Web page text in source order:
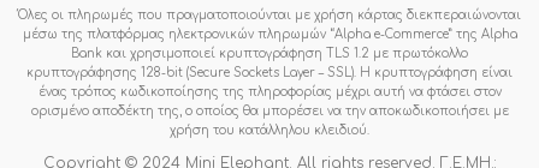
Όλες οι πληρωμές που πραγματοποιούνται με χρήση κάρτας διεκπεραιώνονται
μέσω της πλατφόρμας ηλεκτρονικών πληρωμών “Alpha e-Commerce” της Alpha
Bank και χρησιμοποιεί κρυπτογράφηση TLS 1.2 με πρωτόκολλο
κρυπτογράφησης 128-bit (Secure Sockets Layer – SSL). Η κρυπτογράφηση είναι
ένας τρόπος κωδικοποίησης της πληροφορίας μέχρι αυτή να φτάσει στον
ορισμένο αποδέκτη της, ο οποίος θα μπορέσει να την αποκωδικοποιήσει με
χρήση του κατάλληλου κλειδιού.
Copyright © 2024 Mini Elephant. All rights reserved. Γ.Ε.ΜΗ.: